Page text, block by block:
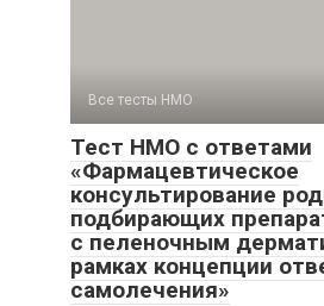
Все тесты НМО
Тест НМО с ответами
«Фармацевтическое
консультирование
подбирающих
с пеленочным
рамках концепции
самолечения»